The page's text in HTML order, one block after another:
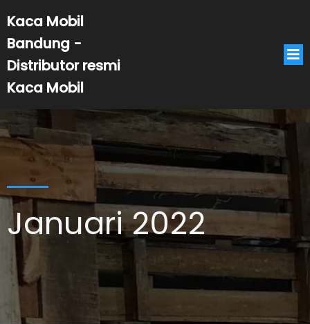
Kaca Mobil
Bandung -
Distributor resmi
Kaca Mobil
Januari 2022